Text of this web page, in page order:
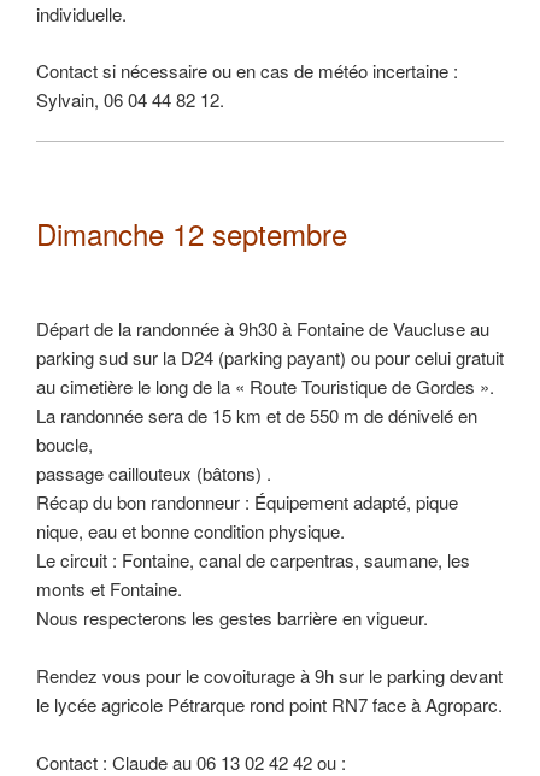
individuelle.
Contact si nécessaire ou en cas de météo incertaine :
Sylvain, 06 04 44 82 12.
Dimanche 12 septembre
Départ de la randonnée à 9h30 à Fontaine de Vaucluse au
parking sud sur la D24 (parking payant) ou pour celui gratuit
au cimetière le long de la « Route Touristique de Gordes ».
La randonnée sera de 15 km et de 550 m de dénivelé en
boucle,
passage caillouteux (bâtons) .
Récap du bon randonneur : Équipement adapté, pique
nique, eau et bonne condition physique.
Le circuit : Fontaine, canal de carpentras, saumane, les
monts et Fontaine.
Nous respecterons les gestes barrière en vigueur.
Rendez vous pour le covoiturage à 9h sur le parking devant
le lycée agricole Pétrarque rond point RN7 face à Agroparc.
Contact : Claude au 06 13 02 42 42 ou :